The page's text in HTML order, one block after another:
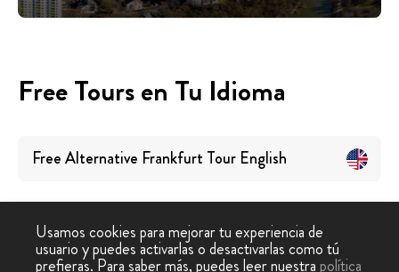
Free Tours en Tu Idioma
Free Alternative Frankfurt Tour English
Usamos cookies para mejorar tu experiencia de
usuario y puedes activarlas o desactivarlas como tú
prefieras. Para saber más, puedes leer nuestrapolítica